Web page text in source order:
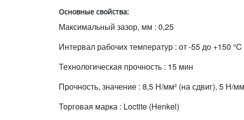
Основные свойства:
Максимальный зазор, мм : 0,25
Интервал рабочих температур : от -55 до +150 °C
Технологическая прочность : 15 мин
Прочность, значение : 8,5 Н/мм² (на сдвиг), 5 Н/
Торговая марка : Loctite (Henkel)